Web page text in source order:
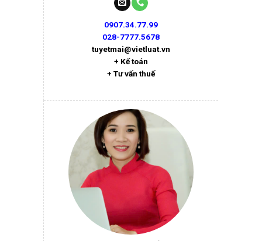
0907.34.77.99
028-7777.5678
tuyetmai@vietluat.vn
+ Kế toán
+ Tư vấn thuế